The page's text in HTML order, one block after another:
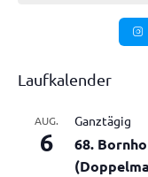
Laufkalender
AUG.
6
Ganztägig
68.